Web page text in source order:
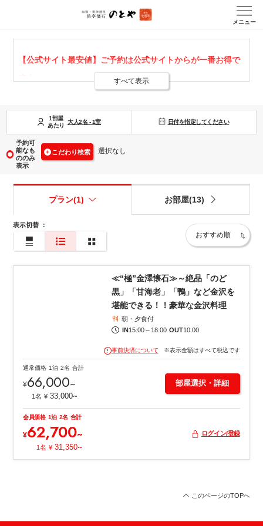
メニュー
【公式サイト最安値】ご予約は公式サイトからが一番お得で
す！
ジだけの特典をご用意しております。
◆会員限定5％割引
公式ホームページからの会員登録で、すべての宿泊プランが
5％OFF
◆リピーター感謝特典
日頃のご愛顧に感謝を込めて、リピーターのお客様は
すべて表示
1部屋
あたり
大人2名 -1室 日付を指定してください
予約可
能なも
ののみ
表示
こだわり検索 選択なし
表示切替 ：
プラン(1) お部屋(13)
≪“極”金澤懐石≫～絶品「のど
黒」「甘海老」「鴨」など金沢を
堪能できる！！豪華な金沢料理
朝・夕食付
IN15:00～ 18:00 OUT10:00
事前決済について ※表示金額はすべて税込です
通常価格 1泊 2名 合計
¥66,000~
1名 ¥ 33,000~
部屋選択・詳細
会員価格 1泊 2名 合計
¥62,700~
1名 ¥ 31,350~
ログイン/登録
このページのTOPへ